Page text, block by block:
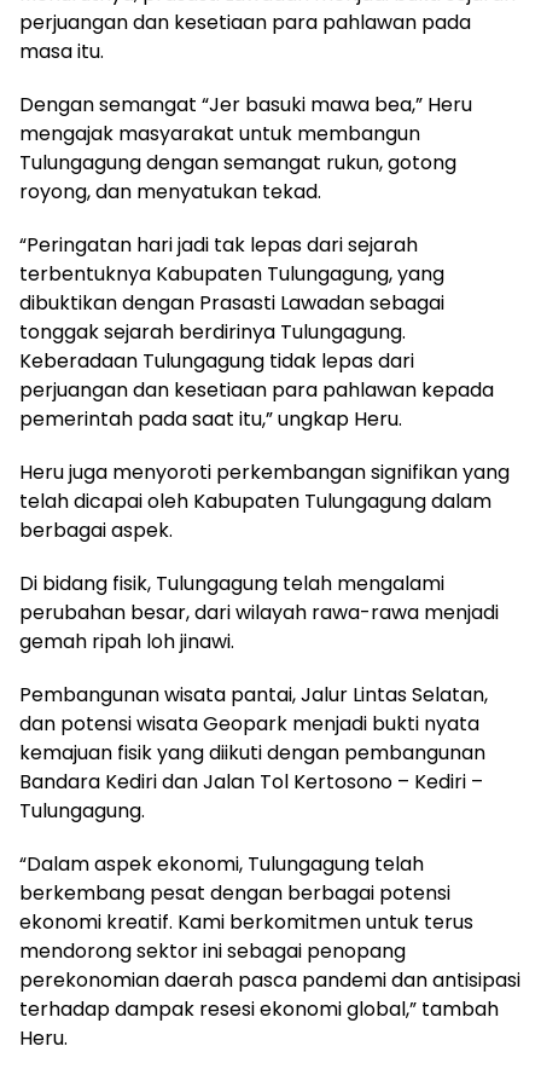
perjuangan dan kesetiaan para pahlawan pada
masa itu.
Dengan semangat “Jer basuki mawa bea,” Heru
mengajak masyarakat untuk membangun
Tulungagung dengan semangat rukun, gotong
royong, dan menyatukan tekad.
“Peringatan hari jadi tak lepas dari sejarah
terbentuknya Kabupaten Tulungagung, yang
dibuktikan dengan Prasasti Lawadan sebagai
tonggak sejarah berdirinya Tulungagung.
Keberadaan Tulungagung tidak lepas dari
perjuangan dan kesetiaan para pahlawan kepada
pemerintah pada saat itu,” ungkap Heru.
Heru juga menyoroti perkembangan signifikan yang
telah dicapai oleh Kabupaten Tulungagung dalam
berbagai aspek.
Di bidang fisik, Tulungagung telah mengalami
perubahan besar, dari wilayah rawa-rawa menjadi
gemah ripah loh jinawi.
Pembangunan wisata pantai, Jalur Lintas Selatan,
dan potensi wisata Geopark menjadi bukti nyata
kemajuan fisik yang diikuti dengan pembangunan
Bandara Kediri dan Jalan Tol Kertosono – Kediri –
Tulungagung.
“Dalam aspek ekonomi, Tulungagung telah
berkembang pesat dengan berbagai potensi
ekonomi kreatif. Kami berkomitmen untuk terus
mendorong sektor ini sebagai penopang
perekonomian daerah pasca pandemi dan antisipasi
terhadap dampak resesi ekonomi global,” tambah
Heru.